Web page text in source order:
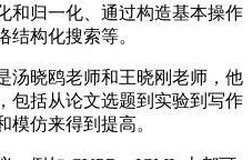
和归一化、通过构造基本操作
结构化搜索等。
晓鸥老师和王晓刚老师，他
包括从论文选题到实验到写作
模仿来得到提高。